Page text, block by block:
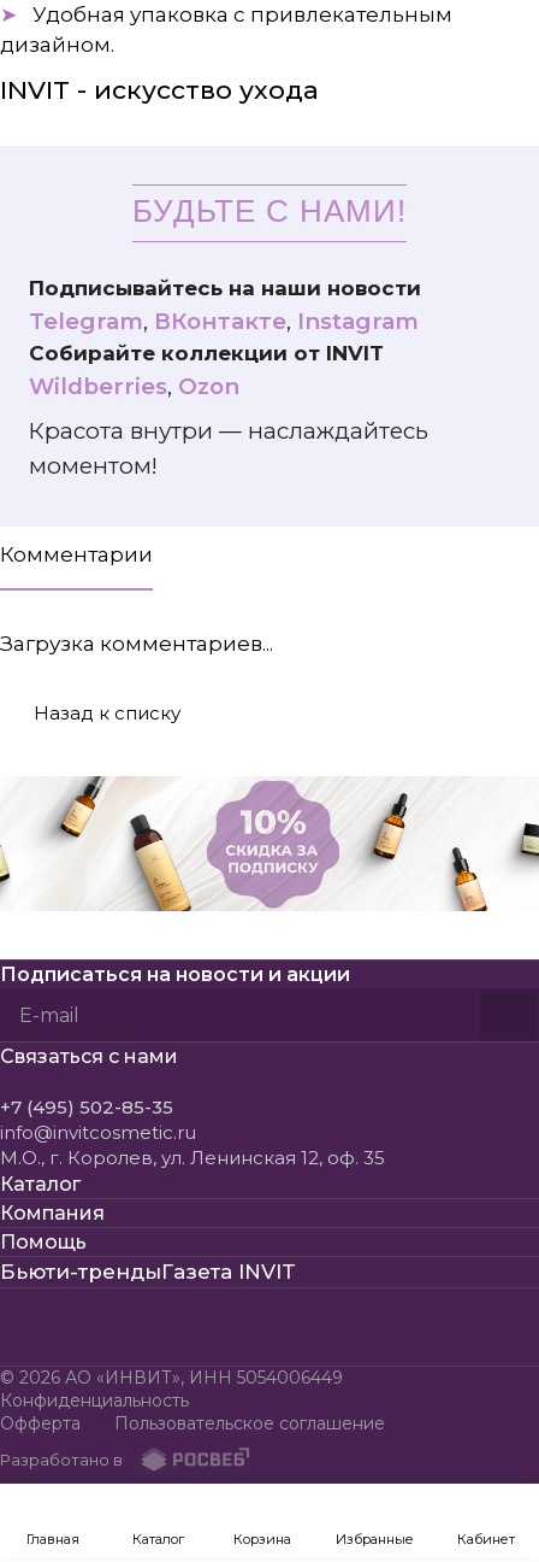
Удобная упаковка с привлекательным
дизайном.
INVIT - искусство ухода
БУДЬТЕ С НАМИ!
Подписывайтесь на наши новости
Telegram, ВКонтакте, Instagram
Собирайте коллекции от INVIT
Wildberries, Ozon
Красота внутри — наслаждайтесь
моментом!
Комментарии
Загрузка комментариев...
Назад к списку
Подписаться на новости и акции
Политикой конфиденциальности
Связаться с нами
+7 (495) 502-85-35
info@invitcosmetic.ru
М.О., г. Королев, ул. Ленинская 12, оф. 35
Каталог
Компания
Помощь
Бьюти-трендыГазета INVIT
© 2026 АО «ИНВИТ», ИНН 5054006449
Конфиденциальность
Офферта
Пользовательское соглашение
Разработано в
Главная Каталог Корзина Избранные Кабинет